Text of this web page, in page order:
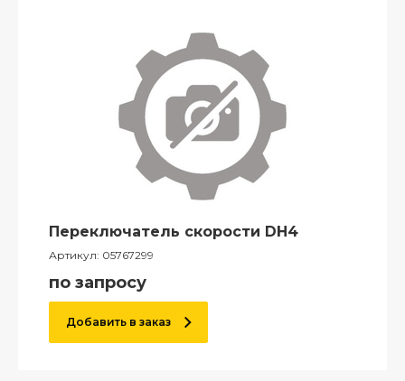
Переключатель скорости DH4
Артикул: 05767299
по запросу
Добавить в заказ